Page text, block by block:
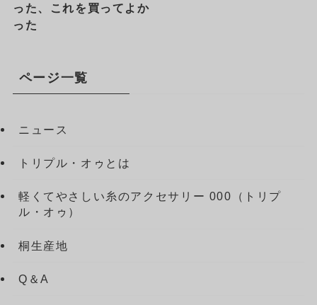
った、これを買ってよか
った
ページ一覧
ニュース
トリプル・オゥとは
軽くてやさしい糸のアクセサリー 000（トリプ
ル・オゥ）
桐生産地
Q＆A